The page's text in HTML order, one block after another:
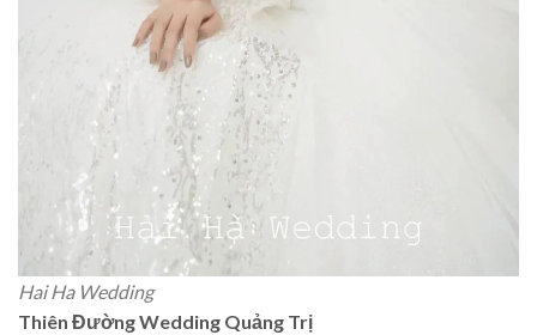
Hai Ha Wedding
Thiên Đường Wedding Quảng Trị